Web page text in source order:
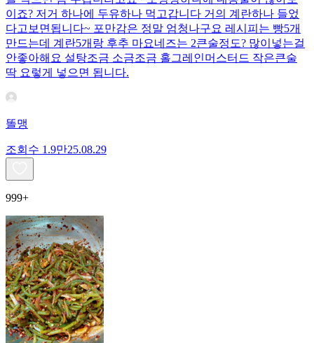
이죠? 저거 하나에 두유하나 먹고갑니다 거의 계란하나 들었
다고보면됩니다~ 포만감은 정말 엄청나구요 레시피는 빵5개
만드는데 계란5개랑 후추 마요네즈는 2큰술정도? 많이넣는걸
안좋아해요 설탕조금 소금조금 홀그레인머스터드 작은큰술
딱 요렇게 넣으면 됩니다.
똘맹
조회수 1.9만25.08.29
999+